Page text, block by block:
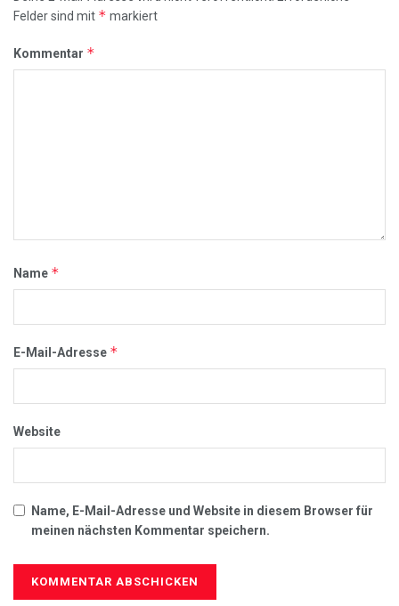
Felder sind mit * markiert
Kommentar *
Name *
E-Mail-Adresse *
Website
Name, E-Mail-Adresse und Website in diesem Browser für
meinen nächsten Kommentar speichern.